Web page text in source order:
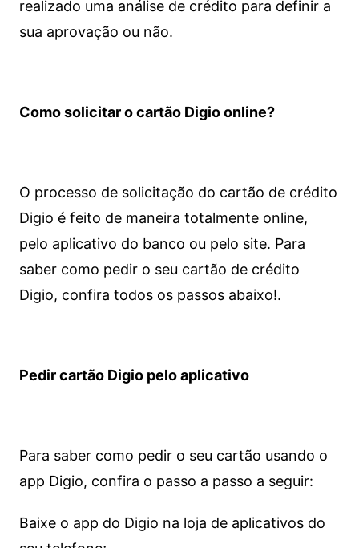
realizado uma análise de crédito para definir a
sua aprovação ou não.
Como solicitar o cartão Digio online?
O processo de solicitação do cartão de crédito
Digio é feito de maneira totalmente online,
pelo aplicativo do banco ou pelo site. Para
saber como pedir o seu cartão de crédito
Digio, confira todos os passos abaixo!.
Pedir cartão Digio pelo aplicativo
Para saber como pedir o seu cartão usando o
app Digio, confira o passo a passo a seguir:
Baixe o app do Digio na loja de aplicativos do